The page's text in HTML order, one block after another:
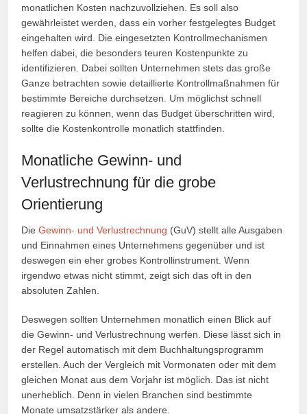
monatlichen Kosten nachzuvollziehen. Es soll also
gewährleistet werden, dass ein vorher festgelegtes Budget
eingehalten wird. Die eingesetzten Kontrollmechanismen
helfen dabei, die besonders teuren Kostenpunkte zu
identifizieren. Dabei sollten Unternehmen stets das große
Ganze betrachten sowie detaillierte Kontrollmaßnahmen für
bestimmte Bereiche durchsetzen. Um möglichst schnell
reagieren zu können, wenn das Budget überschritten wird,
sollte die Kostenkontrolle monatlich stattfinden.
Monatliche Gewinn- und
Verlustrechnung für die grobe
Orientierung
DieGewinn- und Verlustrechnung (GuV) stellt alle Ausgaben
und Einnahmen eines Unternehmens gegenüber und ist
deswegen ein eher grobes Kontrollinstrument. Wenn
irgendwo etwas nicht stimmt, zeigt sich das oft in den
absoluten Zahlen.
Deswegen sollten Unternehmen monatlich einen Blick auf
die Gewinn- und Verlustrechnung werfen. Diese lässt sich in
der Regel automatisch mit dem Buchhaltungsprogramm
erstellen. Auch der Vergleich mit Vormonaten oder mit dem
gleichen Monat aus dem Vorjahr ist möglich. Das ist nicht
unerheblich. Denn in vielen Branchen sind bestimmte
Monate umsatzstärker als andere.